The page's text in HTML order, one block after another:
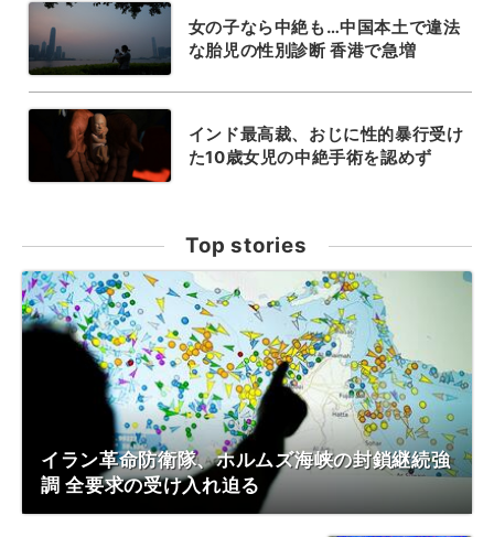
女の子なら中絶も…中国本土で違法
な胎児の性別診断 香港で急増
インド最高裁、おじに性的暴行受け
た10歳女児の中絶手術を認めず
Top stories
イラン革命防衛隊、ホルムズ海峡の封鎖継続強
調 全要求の受け入れ迫る